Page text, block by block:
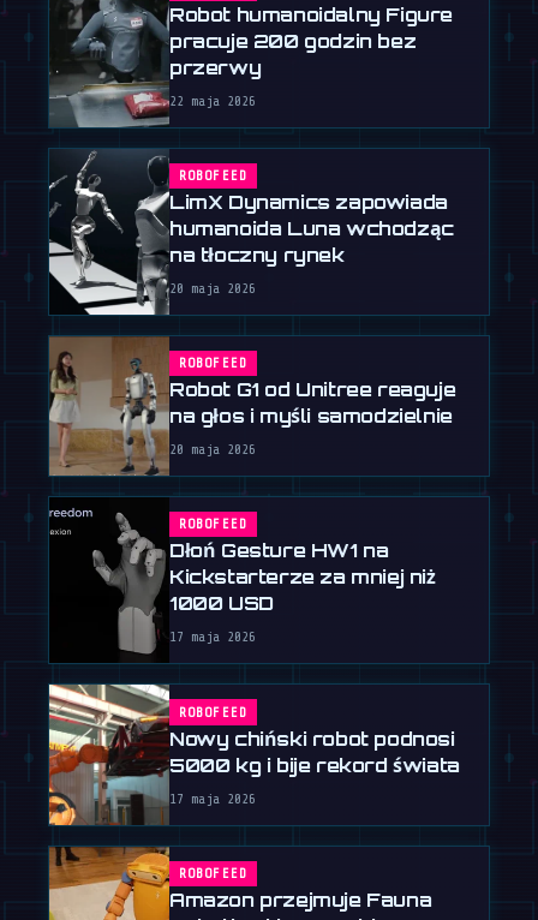
Robot humanoidalny Figure
pracuje 200 godzin bez
przerwy
22 maja 2026
ROBOFEED
LimX Dynamics zapowiada
humanoida Luna wchodząc
na tłoczny rynek
20 maja 2026
ROBOFEED
Robot G1 od Unitree reaguje
na głos i myśli samodzielnie
20 maja 2026
ROBOFEED
Dłoń Gesture HW1 na
Kickstarterze za mniej niż
1000 USD
17 maja 2026
ROBOFEED
Nowy chiński robot podnosi
5000 kg i bije rekord świata
17 maja 2026
ROBOFEED
Amazon przejmuje Fauna